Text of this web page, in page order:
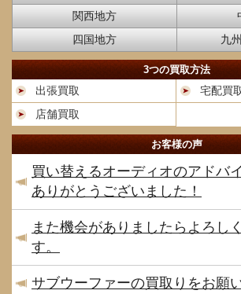
関西地方
四国地方
九
3つの買取方法
出張買取
宅配買
店舗買取
お客様の声
買い替えるオーディオのアドバ
ありがとうございました！
また機会がありましたらよろし
す。
サブウーファーの買取りをお願